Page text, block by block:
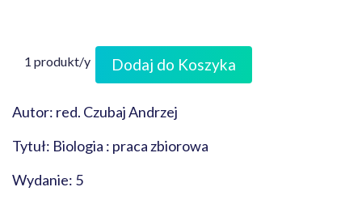
1 produkt/y Dodaj do Koszyka
Autor: red. Czubaj Andrzej
Tytuł: Biologia : praca zbiorowa
Wydanie: 5